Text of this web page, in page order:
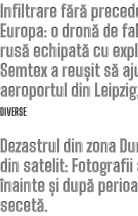
Infiltrare fără
Europa: o dronă de
rusă echipată cu
Semtex a reușit să
aeroportul din
DIVERSE
Dezastrul din zona
din satelit:
înainte și după
secetă.